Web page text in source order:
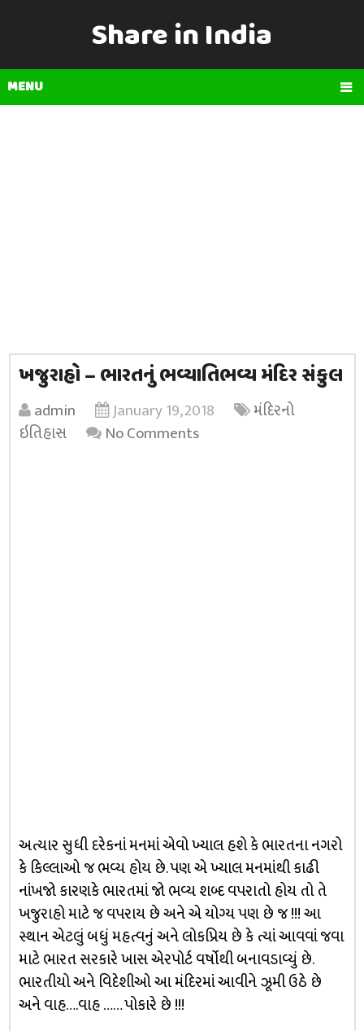
Share in India
MENU
ખજુરાહો – ભારતનું ભવ્યાતિભવ્ય મંદિર સંકુલ
admin January 19, 2018
મંદિરનો
ઇતિહાસ
No Comments
અત્યાર સુધી દરેકનાં મનમાં એવો ખ્યાલ હશે કે ભારતના નગરો
કે કિલ્લાઓ જ ભવ્ય હોય છે. પણ એ ખ્યાલ મનમાંથી કાઢી
નાંખજો કારણકે ભારતમાં જો ભવ્ય શબ્દ વપરાતો હોય તો તે
ખજુરાહો માટે જ વપરાય છે અને એ યોગ્ય પણ છે જ !!! આ
સ્થાન એટલું બધું મહત્વનું અને લોકપ્રિય છે કે ત્યાં આવવાં જવા
માટે ભારત સરકારે ખાસ એરપોર્ટ વર્ષોથી બનાવડાવ્યું છે.
ભારતીયો અને વિદેશીઓ આ મંદિરમાં આવીને ઝૂમી ઉઠે છે
અને વાહ….વાહ …… પોકારે છે !!!